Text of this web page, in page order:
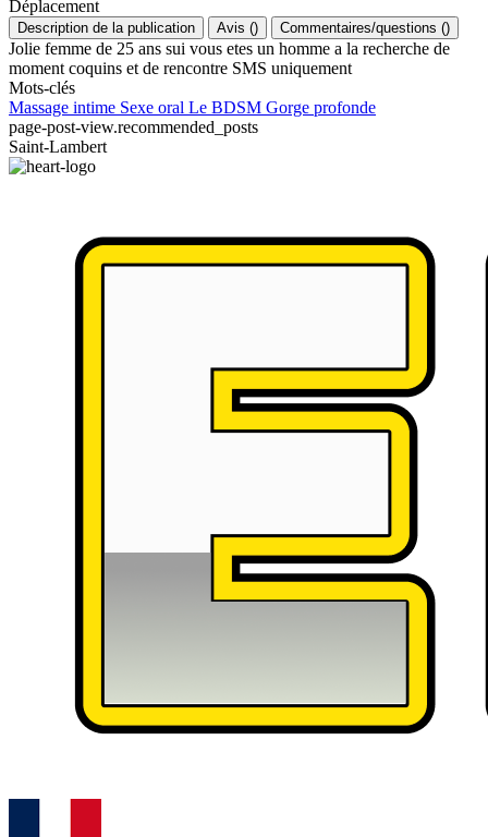
Déplacement
Description de la publication Avis () Commentaires/questions ()
Jolie femme de 25 ans sui vous etes un homme a la recherche de
moment coquins et de rencontre SMS uniquement
Mots-clés
Massage intime Sexe oral Le BDSM Gorge profonde
page-post-view.recommended_posts
Saint-Lambert